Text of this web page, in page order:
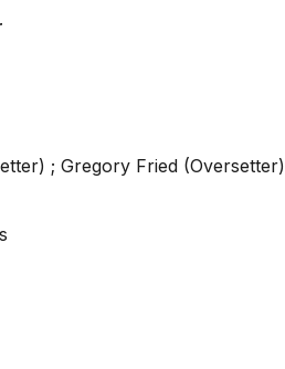
; Gregory Fried (Oversetter)